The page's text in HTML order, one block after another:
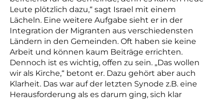
Leute plötzlich dazu,“ sagt Israel mit einem
Lächeln. Eine weitere Aufgabe sieht er in der
Integration der Migranten aus verschiedensten
Ländern in den Gemeinden. Oft haben sie keine
Arbeit und können kaum Beiträge errichten.
Dennoch ist es wichtig, offen zu sein. „Das wollen
wir als Kirche,“ betont er. Dazu gehört aber auch
Klarheit. Das war auf der letzten Synode z.B. eine
Herausforderung als es darum ging, sich klar